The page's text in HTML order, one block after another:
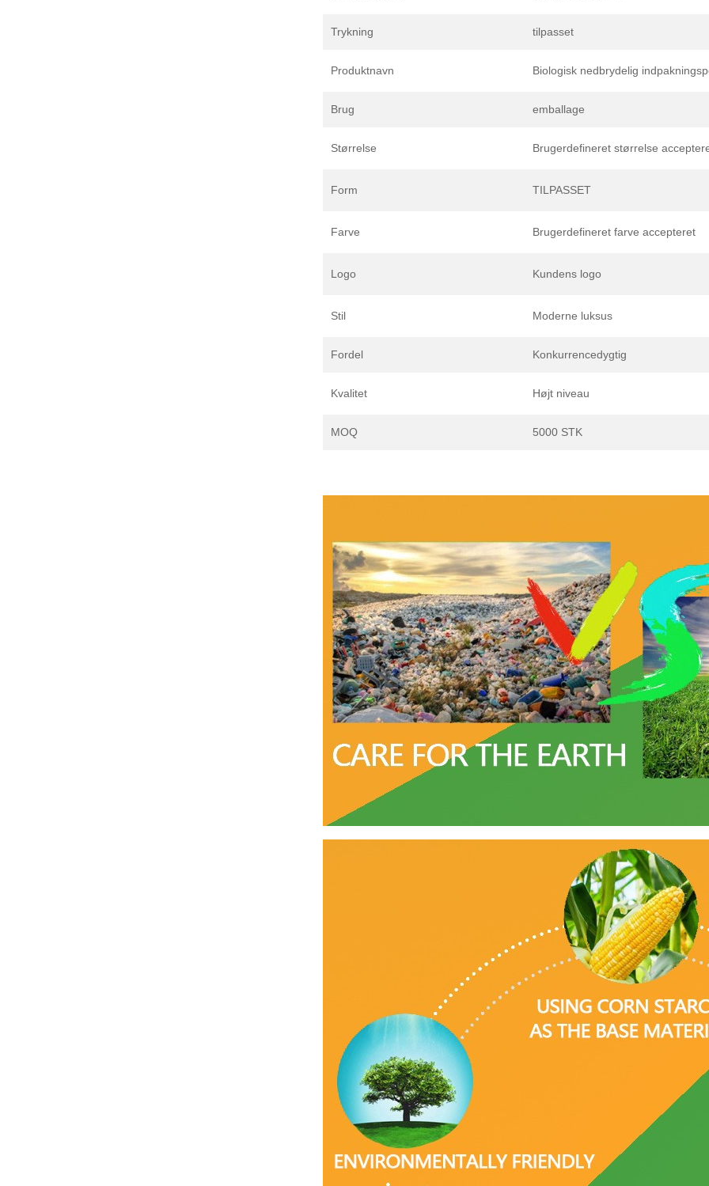
Trykning tilpasset
Produktnavn Biologisk nedbrydelig
Brug emballage
Størrelse Brugerdefineret størrelse
Form TILPASSET
Farve Brugerdefineret farve accepteret
Logo Kundens logo
Stil Moderne luksus
Fordel Konkurrencedygtig
Kvalitet Højt niveau
MOQ 5000 STK